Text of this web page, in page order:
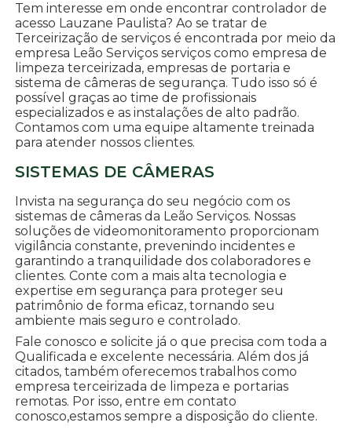
Tem interesse em onde encontrar controlador de
acesso Lauzane Paulista? Ao se tratar de
Terceirização de serviços é encontrada por meio da
empresa Leão Serviços serviços como empresa de
limpeza terceirizada, empresas de portaria e
sistema de câmeras de segurança. Tudo isso só é
possível graças ao time de profissionais
especializados e as instalações de alto padrão.
Contamos com uma equipe altamente treinada
para atender nossos clientes.
SISTEMAS DE CÂMERAS
Invista na segurança do seu negócio com os
sistemas de câmeras da Leão Serviços. Nossas
soluções de videomonitoramento proporcionam
vigilância constante, prevenindo incidentes e
garantindo a tranquilidade dos colaboradores e
clientes. Conte com a mais alta tecnologia e
expertise em segurança para proteger seu
patrimônio de forma eficaz, tornando seu
ambiente mais seguro e controlado.
Fale conosco e solicite já o que precisa com toda a
Qualificada e excelente necessária. Além dos já
citados, também oferecemos trabalhos como
empresa terceirizada de limpeza e portarias
remotas. Por isso, entre em contato
conosco,estamos sempre a disposição do cliente.